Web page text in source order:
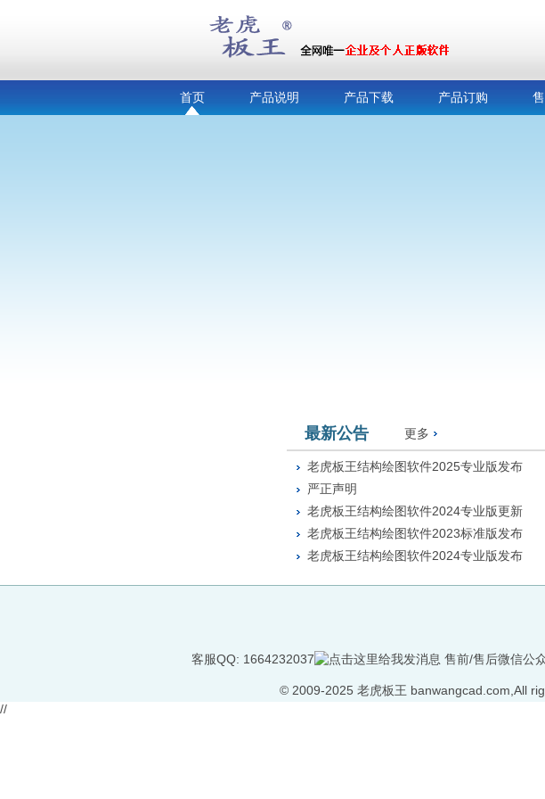
首页 产品说明 产品下载 产品订购
最新公告 更多
老虎板王结构绘图软件2025专业版发布
严正声明
老虎板王结构绘图软件2024专业版更新
老虎板王结构绘图软件2023标准版发布
老虎板王结构绘图软件2024专业版发布
客服QQ: 1664232037 售前/售后微信公
©2009-2025 老虎板王 banwangcad.com,All
//